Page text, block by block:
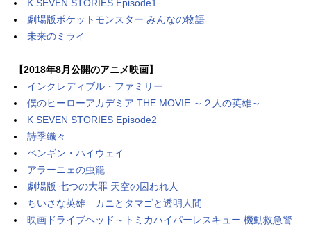
K SEVEN STORIES Episode1
劇場版ポケットモンスター みんなの物語
未来のミライ
【2018年8月公開のアニメ映画】
インクレディブル・ファミリー
僕のヒーローアカデミア THE MOVIE ～２人の英雄～
K SEVEN STORIES Episode2
詩季織々
ペンギン・ハイウェイ
アラーニェの虫籠
劇場版 七つの大罪 天空の囚われ人
ちいさな英雄―カニとタマゴと透明人間―
映画ドライブヘッド～トミカハイパーレスキュー 機動救急警